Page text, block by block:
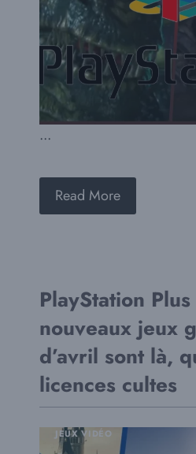
...
Read More
PlayStation
nouveaux jeux
d’avril sont là,
licences cultes
JEUX VIDÉO